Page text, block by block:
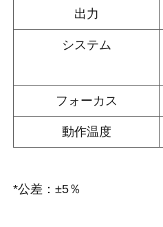
出力
システム
フォーカス
動作温度
*公差：±5％